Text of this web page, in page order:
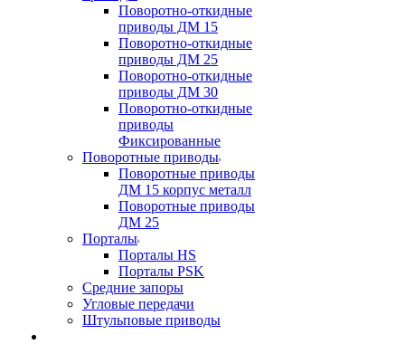
Поворотно-откидные
приводы ДМ 15
Поворотно-откидные
приводы ДМ 25
Поворотно-откидные
приводы ДМ 30
Поворотно-откидные
приводы
Фиксированные
Поворотные приводы
Поворотные приводы
ДМ 15 корпус металл
Поворотные приводы
ДМ 25
Порталы
Порталы HS
Порталы PSK
Средние запоры
Угловые передачи
Штульповые приводы